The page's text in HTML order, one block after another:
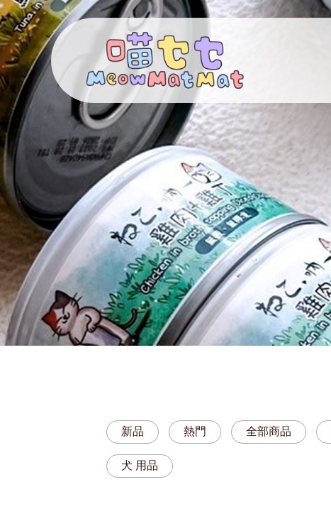
新品 熱門 全部商品
犬 用品